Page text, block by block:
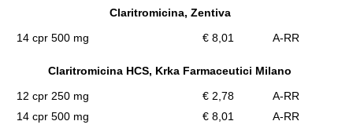
Claritromicina, Zentiva
14 cpr 500 mg
€ 8,01 A-RR
Claritromicina HCS, Krka Farmaceutici Milano
12 cpr 250 mg
€ 2,78
A-RR
14 cpr 500 mg
€ 8,01 A-RR